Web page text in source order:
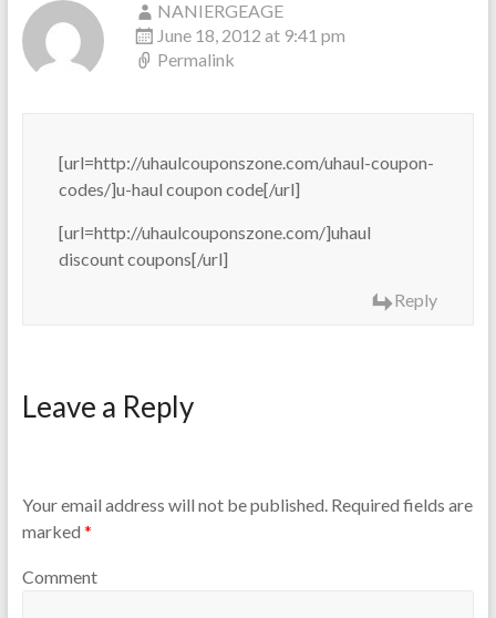
NANIERGEAGE
June 18, 2012 at 9:41 pm
Permalink
[url=http://uhaulcouponszone.com/uhaul-coupon-
codes/]u-haul coupon code[/url]
[url=http://uhaulcouponszone.com/]uhaul
discount coupons[/url]
Reply
Leave a Reply
Your email address will not be published. Required fields are
marked *
Comment